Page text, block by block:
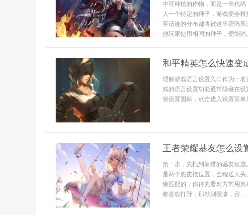
中可种植的作物，而是一串代
入一个特定的种子，游戏便会
至遗迹的分布都将被这串密码
他玩家使用相同的种子，便能
和平精英怎么快速变
理解游戏语言设置入口作为一
戏的语言设置功能通常隐藏在
状设置图标，点击进入设置菜单
王者荣耀基友怎么设
第一步，先找到靠谱的基友候
是两个脆皮抢位置，全程送人
缘匹配的，你得先看对方常用
都喜欢打野，那就别硬凑，容...